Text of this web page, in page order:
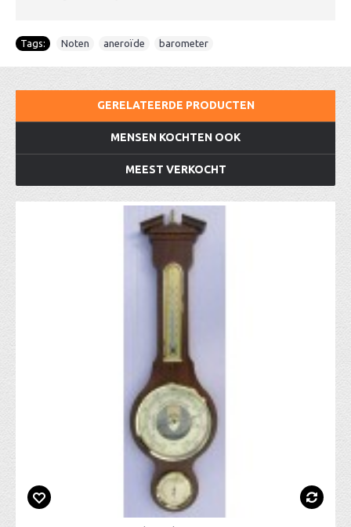
Tags: Noten aneroïde barometer
GERELATEERDE PRODUCTEN
MENSEN KOCHTEN OOK
MEEST VERKOCHT